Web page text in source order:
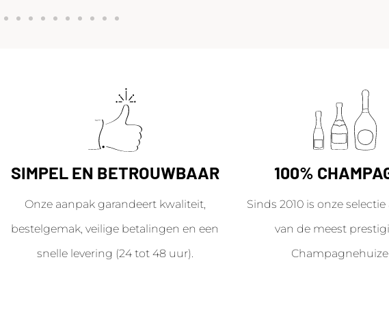
SIMPEL EN BETROUWBAAR
Onze aanpak garandeert kwaliteit,
bestelgemak, veilige betalingen en een
snelle levering (24 tot 48 uur).
100%
Sinds 2010 is onze
van de meest